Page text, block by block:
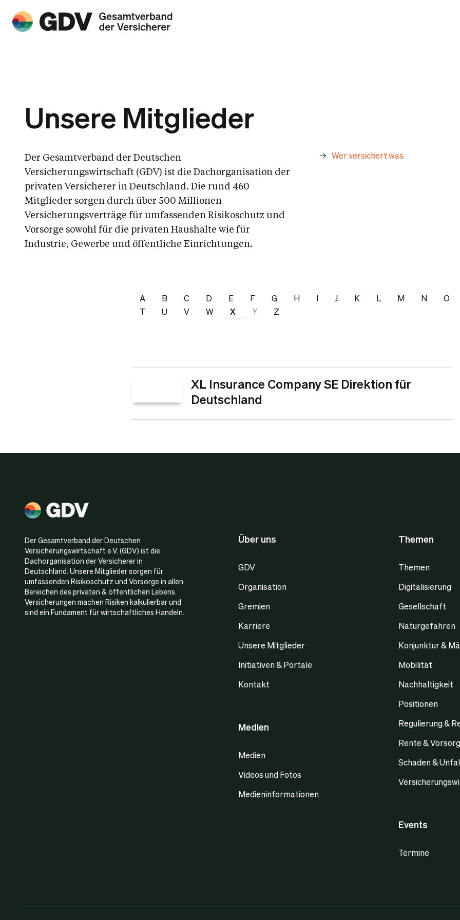
Unsere Mitglieder
Der Gesamtverband der Deutschen
Versicherungswirtschaft (GDV) ist die Dachorganisation der
privaten Versicherer in Deutschland. Die rund 460
Mitglieder sorgen durch über 500 Millionen
Versicherungsverträge für umfassenden Risikoschutz und
Vorsorge sowohl für die privaten Haushalte wie für
Industrie, Gewerbe und öffentliche Einrichtungen.
Wer versichert was
A B C D E F G H I J K L M N O
T
U V W X Y Z
XL Insurance Company SE Direktion für
Deutschland
Der Gesamtverband der Deutschen
Versicherungswirtschaft e.V. (GDV) ist die
Dachorganisation der Versicherer in
Deutschland. Unsere Mitglieder sorgen für
umfassenden Risikoschutz und Vorsorge in allen
Bereichen des privaten & öffentlichen Lebens.
Versicherungen machen Risiken kalkulierbar und
sind ein Fundament für wirtschaftliches Handeln.
Über uns
GDV
Organisation
Gremien
Karriere
Unsere Mitglieder
Initiativen & Portale
Kontakt
Medien
Medien
Videos und Fotos
Medieninformationen
Themen
Themen
Digitalisierung
Gesellschaft
Naturgefahren
Konjunktur &
Mobilität
Nachhaltigkeit
Positionen
Regulierung &
Rente &
Schaden &
Events
Termine